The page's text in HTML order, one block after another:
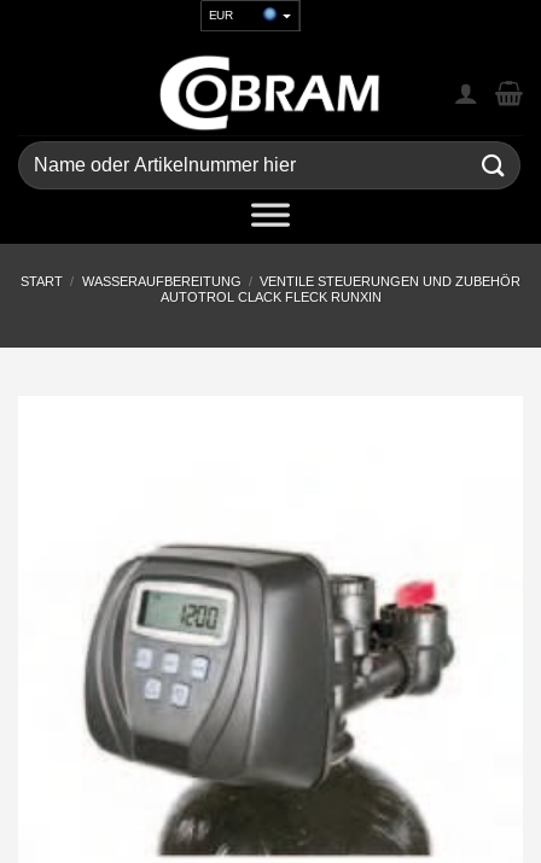
EUR
GBP
CHF
UAH
Suchen
nach:
START / WASSERAUFBEREITUNG / VENTILE STEUERUNGEN UND ZUBEHÖR
AUTOTROL CLACK FLECK RUNXIN